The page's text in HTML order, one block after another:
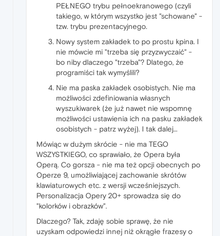
PEŁNEGO trybu pełnoekranowego (czyli
takiego, w którym wszystko jest "schowane" -
tzw. trybu prezentacyjnego.
Nowy system zakładek to po prostu kpina. I
nie mówcie mi "trzeba się przyzwyczaić" -
bo niby dlaczego "trzeba"? Dlatego, że
programiści tak wymyślili?
Nie ma paska zakładek osobistych. Nie ma
możliwości zdefiniowania własnych
wyszukiwarek (że już nawet nie wspomnę
możliwości ustawienia ich na pasku zakładek
osobistych - patrz wyżej). I tak dalej…
Mówiąc w dużym skrócie - nie ma TEGO
WSZYSTKIEGO, co sprawiało, że Opera była
Operą. Co gorsza - nie ma też opcji obecnych po
Operze 9, umożliwiającej zachowanie skrótów
klawiaturowych etc. z wersji wcześniejszych.
Personalizacja Opery 20+ sprowadza się do
"kolorków i obrazków".
Dlaczego? Tak, zdaję sobie sprawę, że nie
uzyskam odpowiedzi innej niż okrągłe frazesy o